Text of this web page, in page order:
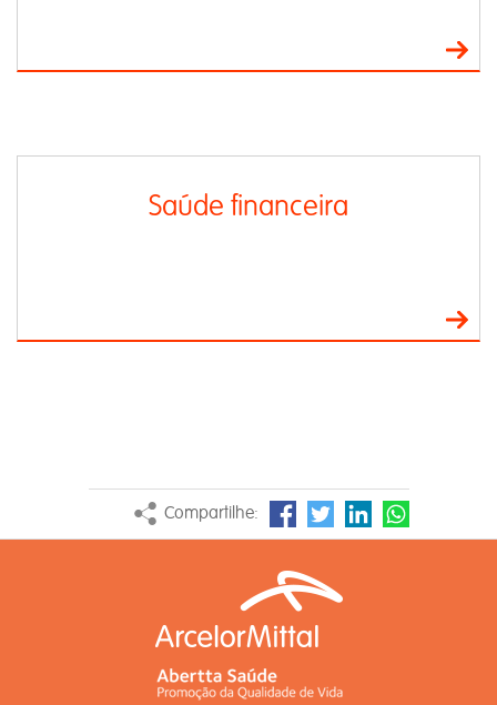
Saúde financeira
Compartilhe: